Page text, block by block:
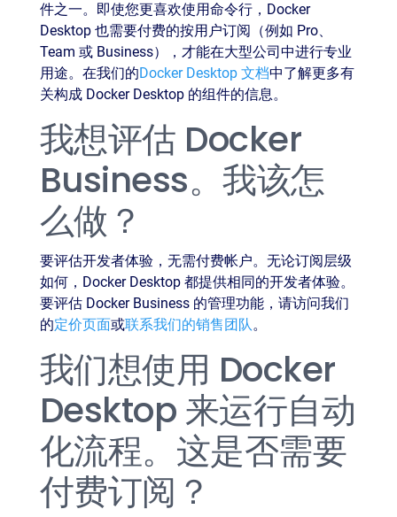
件之一。即使您更喜欢使用命令行，Docker
Desktop 也需要付费的按用户订阅（例如 Pro、
Team 或 Business），才能在大型公司中进行专业
用途。在我们的Docker Desktop 文档中了解更多有
关构成 Docker Desktop 的组件的信息。
我想评估 Docker
Business。我该怎
么做？
要评估开发者体验，无需付费帐户。无论订阅层级
如何，Docker Desktop 都提供相同的开发者体验。
要评估 Docker Business 的管理功能，请访问我们
的定价页面或联系我们的销售团队。
我们想使用 Docker
Desktop 来运行自动
化流程。这是否需要
付费订阅？